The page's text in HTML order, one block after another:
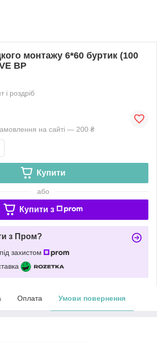
монтажу 6*60 буртик (100
BP
і роздріб
на сайті — 200 ₴
Купити
або
Купити з
з Пром?
захистом
Оплата Умови повернення